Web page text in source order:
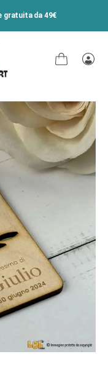
gratuita da 49€
Carrello